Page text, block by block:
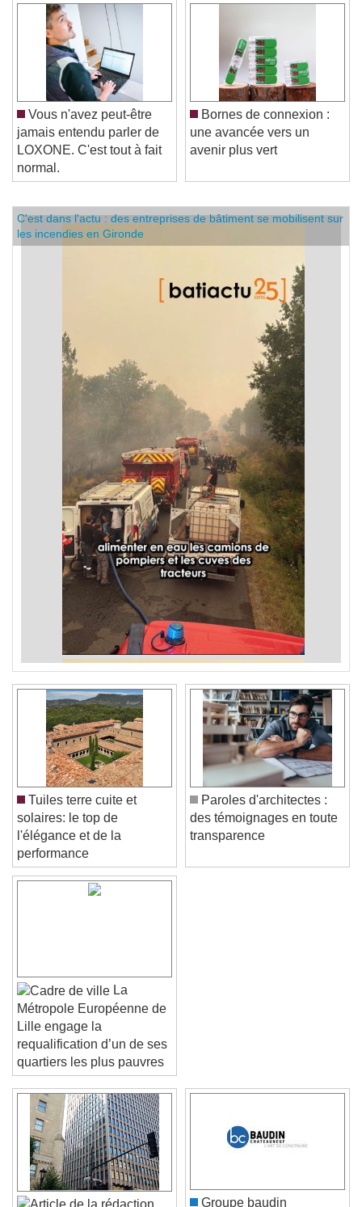
Vous n'avez peut-être
jamais entendu parler de
LOXONE. C'est tout à fait
normal.
Bornes de connexion :
une avancée vers un
Video Player is loading.
Play Video
Play
Skip Backward
Skip Forward
Unmute
Current Time0:00
C'est dans l'actu : des entreprises de bâtiment se mobilisent sur
les incendies en Gironde
Tuiles terre cuite et
solaires: le top de
l'élégance et de la
performance
Paroles d'architectes :
des témoignages en toute
La
Métropole Européenne de
Lille engage la
requalification d’un de ses
quartiers les plus pauvres